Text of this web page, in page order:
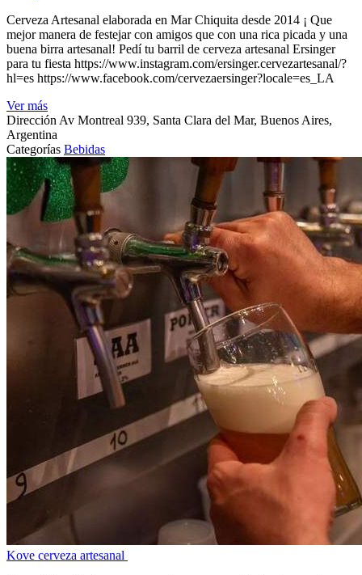
Cerveza Artesanal elaborada en Mar Chiquita desde 2014 ¡ Que
mejor manera de festejar con amigos que con una rica picada y una
buena birra artesanal! Pedí tu barril de cerveza artesanal Ersinger
para tu fiesta https://www.instagram.com/ersinger.cervezartesanal/?
hl=es https://www.facebook.com/cervezaersinger?locale=es_LA
Ver más
DirecciónAv Montreal 939, Santa Clara del Mar, Buenos Aires,
Argentina
Categorías Bebidas
Kove cerveza artesanal